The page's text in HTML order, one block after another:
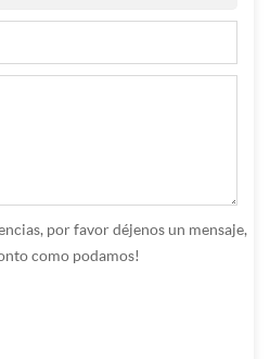
por favor déjenos un mensaje,
como podamos!